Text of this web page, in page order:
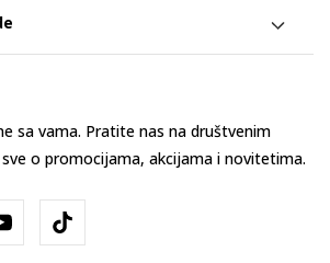
sa vama. Pratite nas na društvenim
o promocijama, akcijama i novitetima.